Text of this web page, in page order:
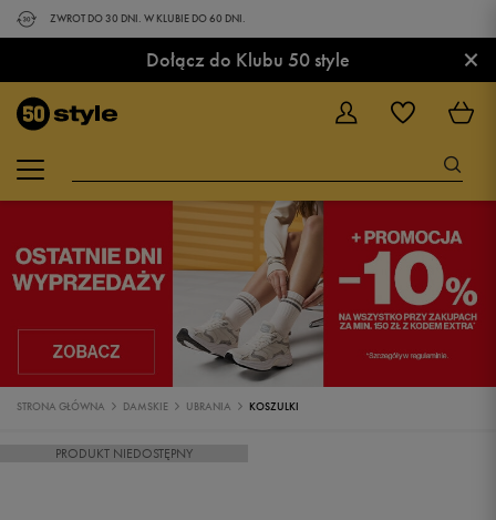
ZWROT DO 30 DNI. W KLUBIE DO 60 DNI.
Dołącz do Klubu 50 style ×
STRONA GŁÓWNA DAMSKIE UBRANIA KOSZULKI
PRODUKT NIEDOSTĘPNY